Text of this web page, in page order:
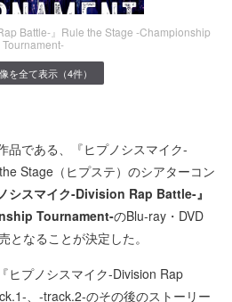
Battle-』Rule the Stage -Championship
Tournament-
を全て表示（4件）
品である、『ヒプノシスマイク-
Stage（ヒプステ）のシアターコン
シスマイク-Division Rap Battle-』
Tournament-のBlu-ray・DVD
なることが決定した。
ヒプノシスマイク-Division Rap
、-track.2-のその後のストーリー